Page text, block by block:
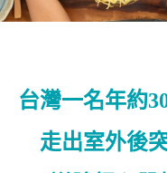
台灣一名年約
走出室外後